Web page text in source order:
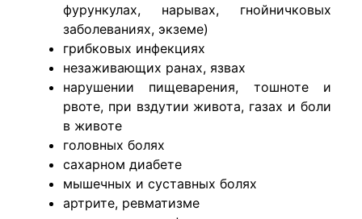
фурункулах, нарывах, гнойничковых
заболеваниях, экземе)
грибковых инфекциях
незаживающих ранах, язвах
нарушении пищеварения, тошноте и
рвоте, при вздутии живота, газах и боли
в животе
головных болях
сахарном диабете
мышечных и суставных болях
артрите, ревматизме